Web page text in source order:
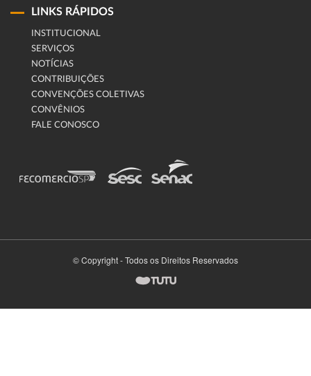
LINKS RÁPIDOS
INSTITUCIONAL
SERVIÇOS
NOTÍCIAS
CONTRIBUIÇÕES
CONVENÇÕES COLETIVAS
CONVÊNIOS
FALE CONOSCO
© Copyright - Todos os Direitos Reservados